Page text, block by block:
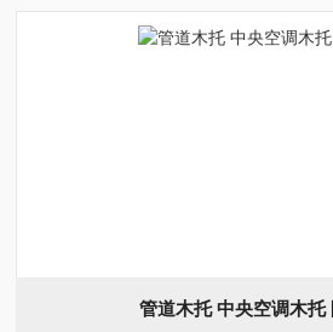
管道木托 中央空调木托